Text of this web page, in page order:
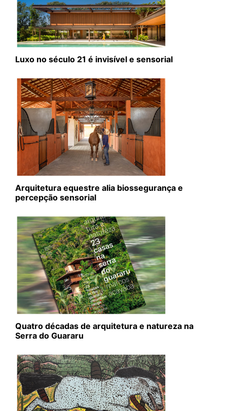
Luxo no século 21 é invisível e sensorial
Arquitetura equestre alia biossegurança e
percepção sensorial
Quatro décadas de arquitetura e natureza na
Serra do Guararu